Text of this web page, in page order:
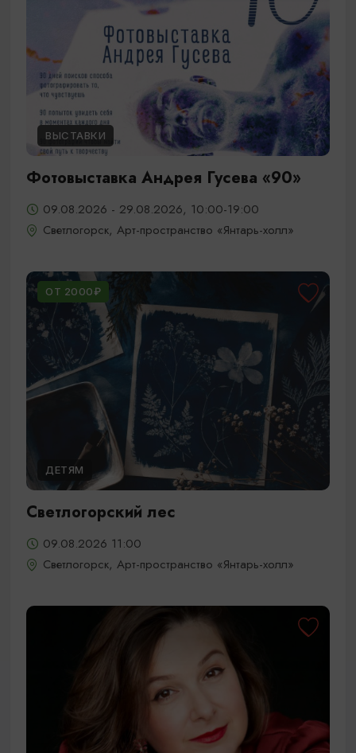
ВЫСТАВКИ
Фотовыставка Андрея Гусева «90»
09.08.2026 - 29.08.2026, 10:00-19:00
Светлогорск, Арт-пространство «Янтарь-холл»
ОТ 2000₽
ДЕТЯМ
Светлогорский лес
09.08.2026 11:00
Светлогорск, Арт-пространство «Янтарь-холл»